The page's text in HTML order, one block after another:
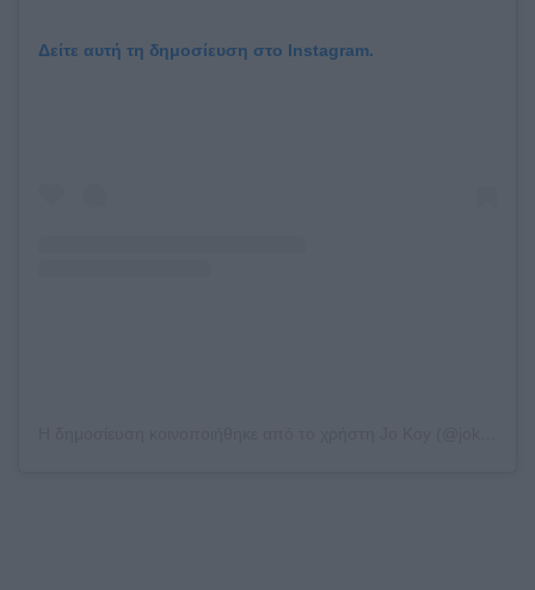
Δείτε αυτή τη δημοσίευση στο Instagram.